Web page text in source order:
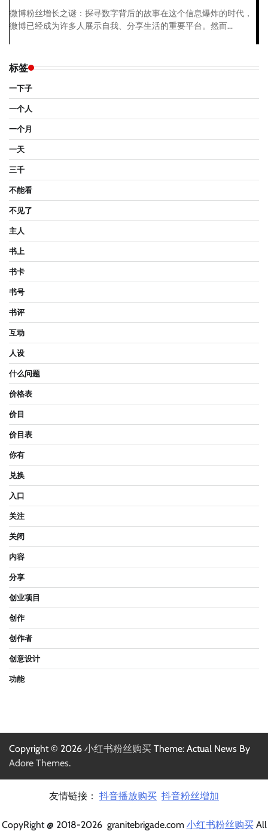
微博粉丝增长之谜：探寻数字背后的故事在这个信息爆炸的时代，
微博已经成为许多人展示自我、分享生活的重要平台。然而...
标签
一下子
一个人
一个月
一天
三千
不能看
不见了
主人
书上
书卡
书号
书评
互动
人设
什么问题
价格表
价目
价目表
你有
兑换
入口
关注
关闭
内容
分享
创业项目
创作
创作者
创意设计
功能
Copyright © 2026 小红书粉丝购买 Theme: Actual News By
Adore Themes.
友情链接： 抖音播放购买 抖音粉丝增加
CopyRight @ 2018-2026 granitebrigade.com 小红书粉丝购买All